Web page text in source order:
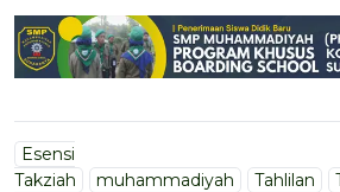
Esensi
Takziah
muhammadiyah Tahlilan